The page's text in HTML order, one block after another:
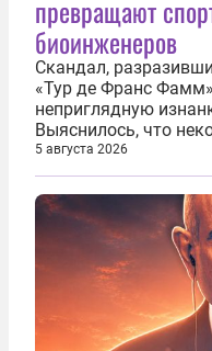
превращают
биоинженеров
Скандал,
«Тур де Франс
неприглядную
Выяснилось, что
размер груди ради
фасадом труда,
благородства,
ассоциировать с...
5 августа 2026